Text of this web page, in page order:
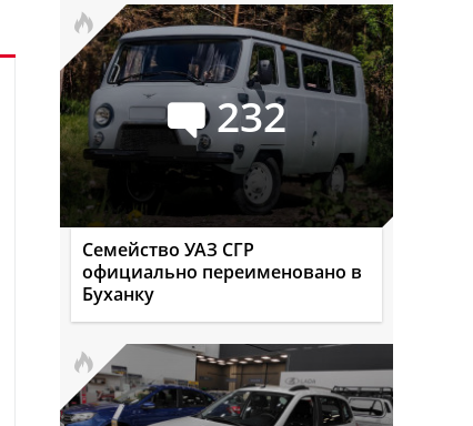
232
Семейство УАЗ СГР
официально переименовано в
Буханку